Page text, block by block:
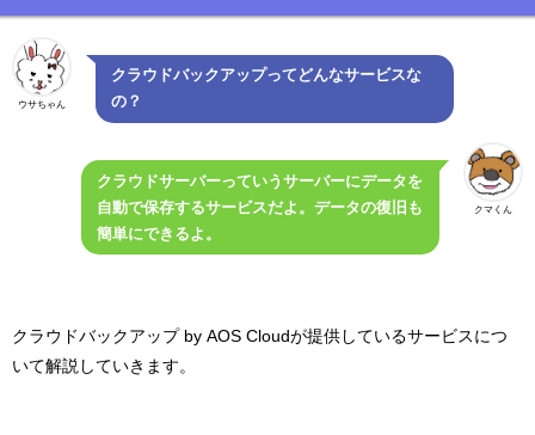
ウサちゃん
クラウドバックアップってどんなサービスな
の？
クマくん
クラウドサーバーっていうサーバーにデータを
自動で保存するサービスだよ。データの復旧も
簡単にできるよ。
クラウドバックアップ by AOS Cloudが提供しているサービスにつ
いて解説していきます。